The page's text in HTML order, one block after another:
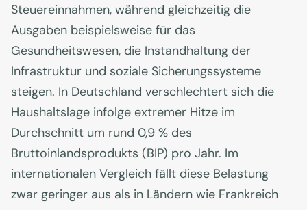
Steuereinnahmen, während gleichzeitig die
Ausgaben beispielsweise für das
Gesundheitswesen, die Instandhaltung der
Infrastruktur und soziale Sicherungssysteme
steigen. In Deutschland verschlechtert sich die
Haushaltslage infolge extremer Hitze im
Durchschnitt um rund 0,9 % des
Bruttoinlandsprodukts (BIP) pro Jahr. Im
internationalen Vergleich fällt diese Belastung
zwar geringer aus als in Ländern wie Frankreich